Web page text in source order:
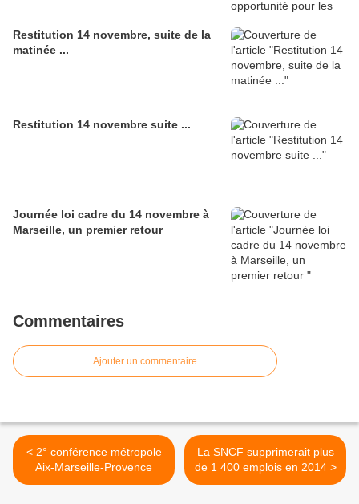
Restitution 14 novembre, suite de la
matinée ...
Restitution 14 novembre suite ...
Journée loi cadre du 14 novembre à
Marseille, un premier retour
Commentaires
Ajouter un commentaire
< 2° conférence métropole
Aix-Marseille-Provence
La SNCF supprimerait plus
de 1 400 emplois en 2014 >